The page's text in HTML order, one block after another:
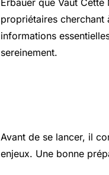
Erbauer que Vaut
propriétaires cherchant
informations
sereinement.
Avant de se lancer, il
enjeux. Une bonne